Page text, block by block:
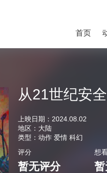
首页
从21世纪安
上映日期： 2024.08.02
地区： 大陆
类型： 动作 爱情 科幻
评分
暂无评分
想